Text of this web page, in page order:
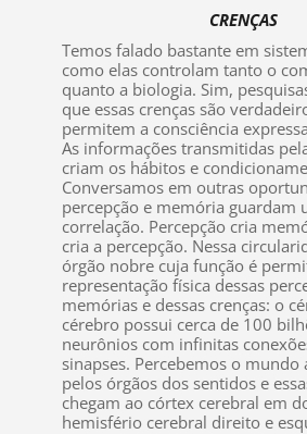
CRENÇAS
Temos falado bastante em
como elas controlam tanto o
quanto a biologia. Sim,
que essas crenças são
permitem a consciência
As informações transmitidas
criam os hábitos e
Conversamos em outras
percepção e memória guardam
correlação. Percepção cria
cria a percepção. Nessa
órgão nobre cuja função é
representação física dessas
memórias e dessas crenças: o
cérebro possui cerca de 100
neurônios com infinitas
sinapses. Percebemos o mundo
pelos órgãos dos sentidos e
chegam ao córtex cerebral em
hemisfério cerebral direito e